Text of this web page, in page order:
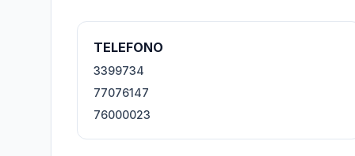
TELEFONO
3399734
77076147
76000023